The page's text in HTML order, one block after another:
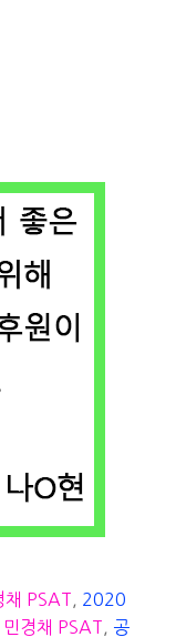
PSAT
2020
민경채 PSAT
공